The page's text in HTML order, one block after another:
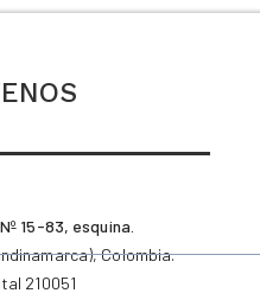
15-83, esquina.
Colombia.
210051